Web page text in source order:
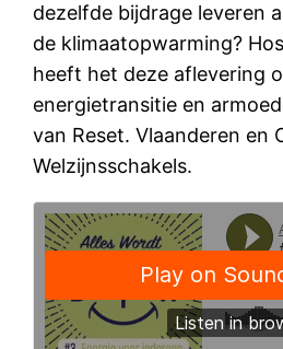
dezelfde bijdrage leveren
de klimaatopwarming?
heeft het deze aflevering
energietransitie en
van Reset. Vlaanderen en
Welzijnsschakels.